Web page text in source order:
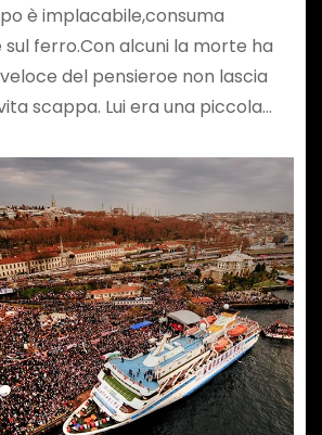
è implacabile,consuma
sul ferro.Con alcuni la morte ha
del pensieroe non lascia
scappa. Lui era una piccola…